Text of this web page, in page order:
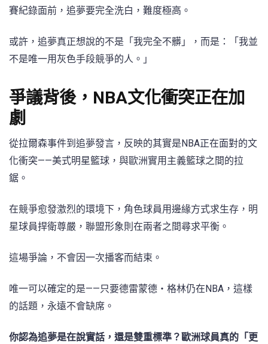
賽紀錄面前，追夢要完全洗白，難度極高。
或許，追夢真正想說的不是「我完全不髒」，而是：「我並
不是唯一用灰色手段競爭的人。」
爭議背後，NBA文化衝突正在加
劇
從拉爾森事件到追夢發言，反映的其實是NBA正在面對的文
化衝突——美式明星籃球，與歐洲實用主義籃球之間的拉
鋸。
在競爭愈發激烈的環境下，角色球員用邊緣方式求生存，明
星球員捍衛尊嚴，聯盟形象則在兩者之間尋求平衡。
這場爭論，不會因一次播客而結束。
唯一可以確定的是——只要德雷蒙德・格林仍在NBA，這樣
的話題，永遠不會缺席。
你認為追夢是在說實話，還是雙重標準？歐洲球員真的「更